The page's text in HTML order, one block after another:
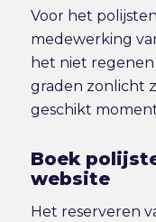
Voor het
medewerking
het niet
graden zonlicht
geschikt
Boek
website
Het reserveren